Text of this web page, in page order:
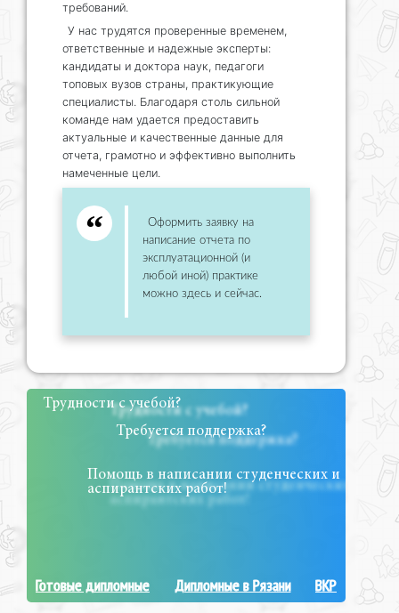
требований.
У нас трудятся проверенные временем,
ответственные и надежные эксперты:
кандидаты и доктора наук, педагоги
топовых вузов страны, практикующие
специалисты. Благодаря столь сильной
команде нам удается предоставить
актуальные и качественные данные для
отчета, грамотно и эффективно выполнить
намеченные цели.
Оформить заявку на
написание отчета по
эксплуатационной (и
любой иной) практике
можно здесь и сейчас.
Трудности с учебой?
Требуется поддержка?
Помощь в написании студенческих и
аспирантских работ!
Готовые дипломные Дипломные в Рязани ВКР